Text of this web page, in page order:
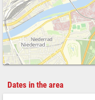
Dates in the area